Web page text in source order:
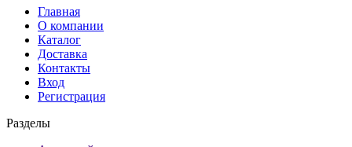
Главная
О компании
Каталог
Доставка
Контакты
Вход
Регистрация
Разделы